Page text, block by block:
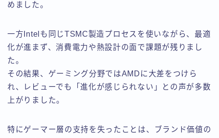
めました。
一方Intelも同じTSMC製造プロセスを使いながら、最適
化が進まず、消費電力や熱設計の面で課題が残りまし
た。
その結果、ゲーミング分野ではAMDに大差をつけら
れ、レビューでも「進化が感じられない」との声が多数
上がりました。
特にゲーマー層の支持を失ったことは、ブランド価値の